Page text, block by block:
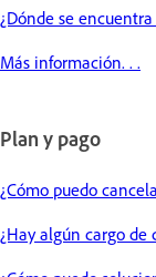
¿Dónde se
Más información. . .
Plan y pago
¿Cómo puedo
¿Hay algún cargo de